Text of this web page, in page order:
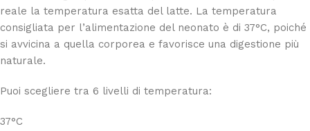
reale la temperatura esatta del latte. La temperatura
consigliata per l’alimentazione del neonato è di 37°C, poiché
si avvicina a quella corporea e favorisce una digestione più
naturale.
Puoi scegliere tra 6 livelli di temperatura:
37°C